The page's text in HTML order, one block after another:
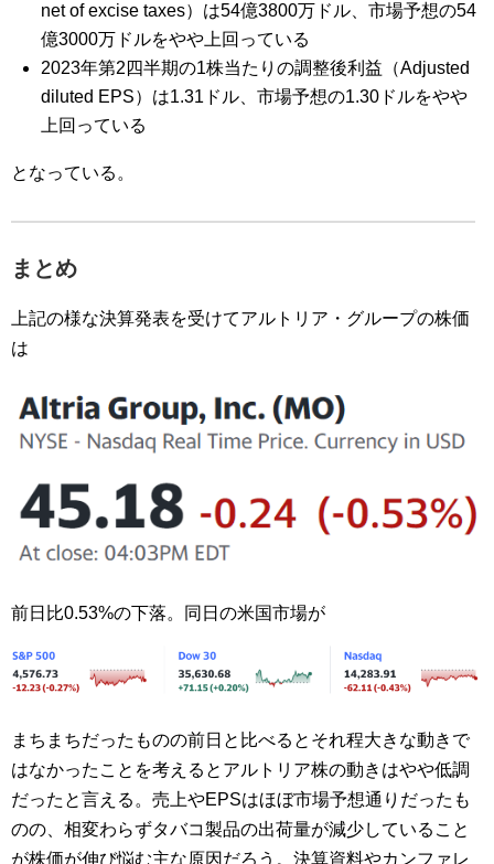
net of excise taxes）は54億3800万ドル、市場予想の54
億3000万ドルをやや上回っている
2023年第2四半期の1株当たりの調整後利益（Adjusted
diluted EPS）は1.31ドル、市場予想の1.30ドルをやや
上回っている
となっている。
まとめ
上記の様な決算発表を受けてアルトリア・グループの株価
は
前日比0.53%の下落。同日の米国市場が
まちまちだったものの前日と比べるとそれ程大きな動きで
はなかったことを考えるとアルトリア株の動きはやや低調
だったと言える。売上やEPSはほぼ市場予想通りだったも
のの、相変わらずタバコ製品の出荷量が減少していること
が株価が伸び悩む主な原因だろう。決算資料やカンファレ